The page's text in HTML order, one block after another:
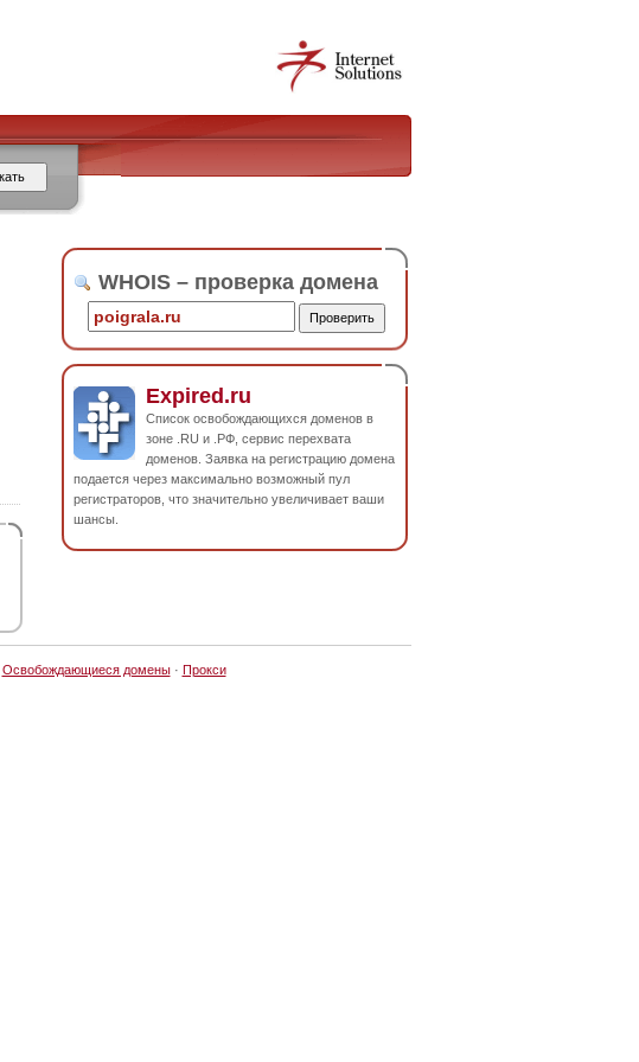
WHOIS – проверка домена
Expired.ru
Список освобождающихся доменов в
зоне .RU и .РФ, сервис перехвата
доменов. Заявка на регистрацию домена
подается через максимально возможный пул
регистраторов, что значительно увеличивает ваши
шансы.
Освобождающиеся домены· Прокси